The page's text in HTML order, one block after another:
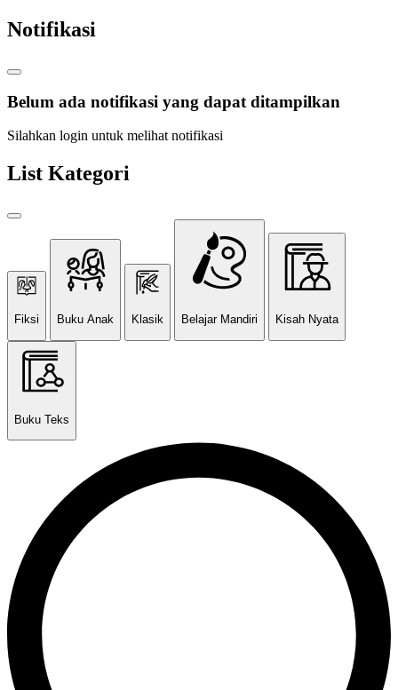
Notifikasi
Belum ada notifikasi yang dapat ditampilkan
Silahkan login untuk melihat notifikasi
List Kategori
Fiksi Buku Anak Klasik Belajar Mandiri Kisah Nyata
Buku Teks